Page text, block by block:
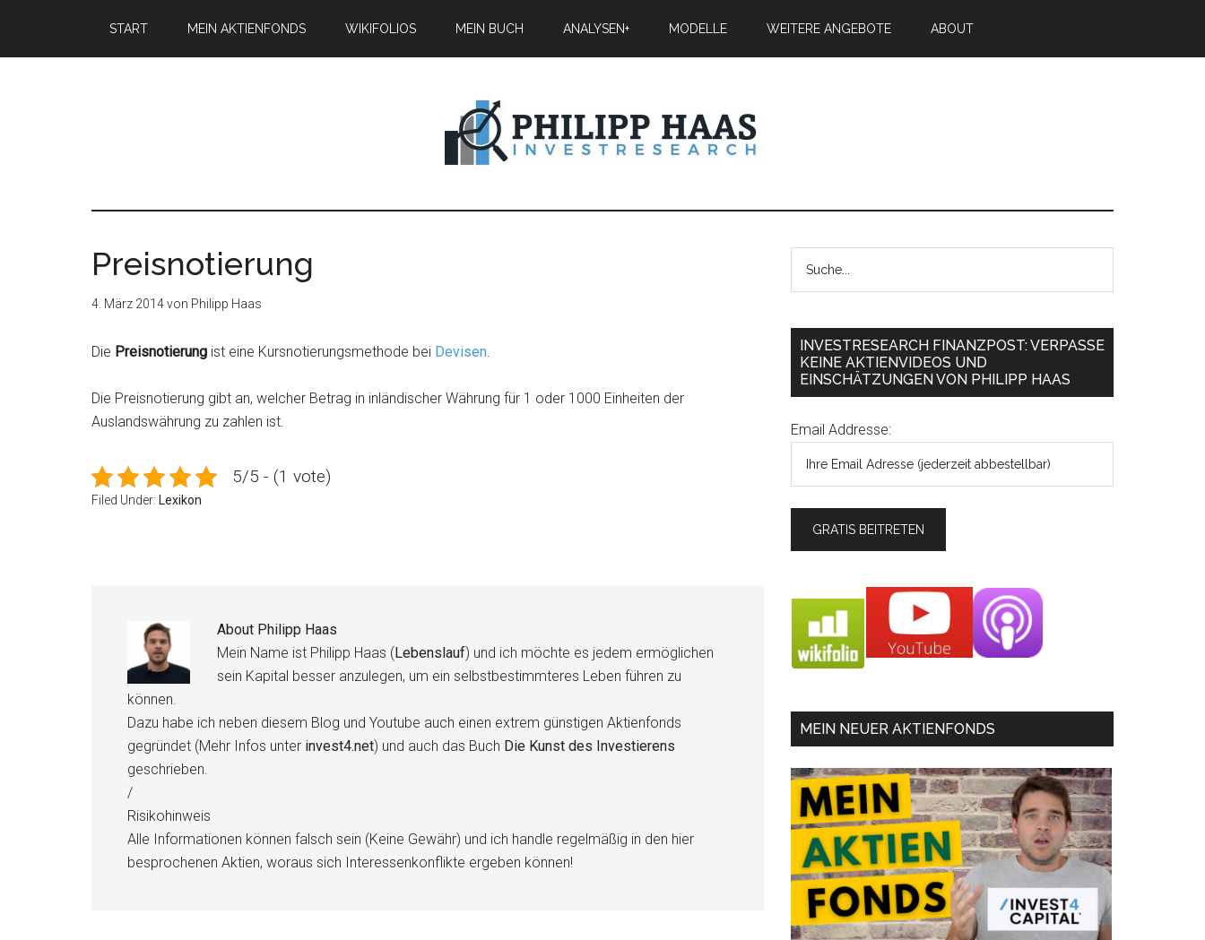
START MEIN AKTIENFONDS WIKIFOLIOS MEIN BUCH ANALYSEN+ MODELLE WEITERE ANGEBOTE ABOUT
Preisnotierung
4. März 2014von Philipp Haas
Die Preisnotierung ist eine Kursnotierungsmethode bei Devisen.
Die Preisnotierung gibt an, welcher Betrag in inländischer Währung für 1 oder 1000 Einheiten der
Auslandswährung zu zahlen ist.
5/5 - (1 vote)
Filed Under: Lexikon
About Philipp Haas
Mein Name ist Philipp Haas (Lebenslauf) und ich möchte es jedem ermöglichen
sein Kapital besser anzulegen, um ein selbstbestimmteres Leben führen zu
können.
Dazu habe ich neben diesem Blog und Youtube auch einen extrem günstigen Aktienfonds
gegründet (Mehr Infos unter invest4.net) und auch das Buch Die Kunst des Investierens
geschrieben.
/
Risikohinweis
Alle Informationen können falsch sein (Keine Gewähr) und ich handle regelmäßig in den hier
besprochenen Aktien, woraus sich Interessenkonflikte ergeben können!
INVESTRESEARCH FINANZPOST: VERPASSE
KEINE AKTIENVIDEOS UND
EINSCHÄTZUNGEN VON PHILIPP HAAS
Email Addresse:
MEIN NEUER AKTIENFONDS